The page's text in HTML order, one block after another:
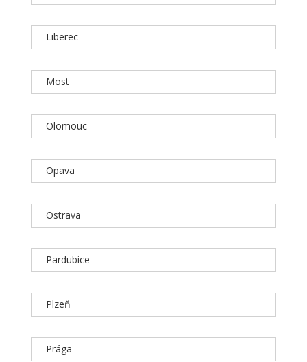
Liberec
Most
Olomouc
Opava
Ostrava
Pardubice
Plzeň
Prága